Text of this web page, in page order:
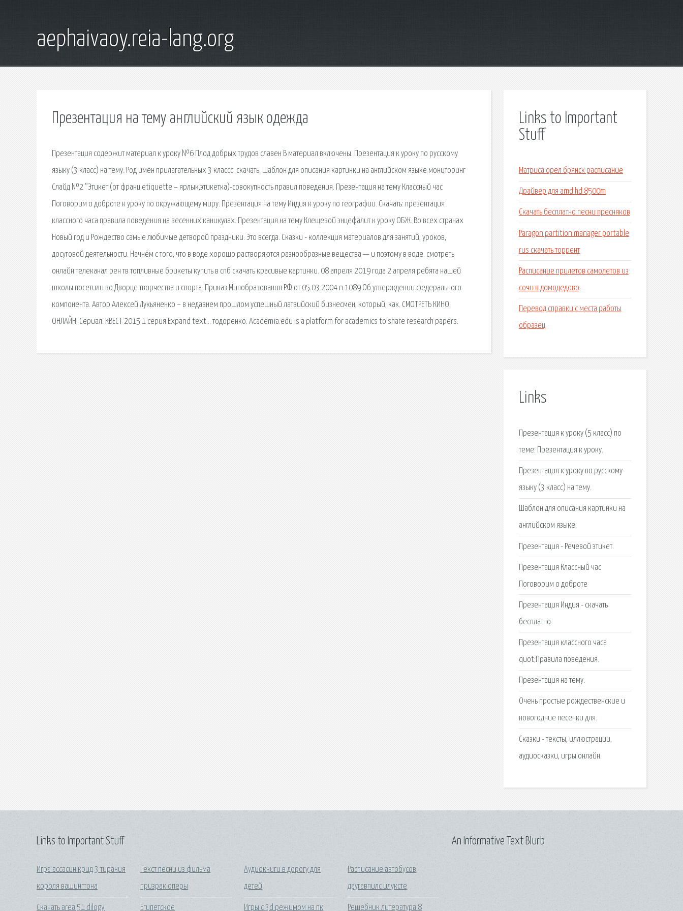
aephaivaoy.reia-lang.org
Презентация на тему английский язык одежда
Презентация содержит материал к уроку №6 Плод добрых трудов славен В материал включены. Презентация к уроку по русскому
языку (3 класс) на тему: Род имён прилагательных 3 классс. cкачать: Шаблон для описания картинки на английском языке мониторинг
Слайд №2 “Этикет (от франц.etiquette – ярлык,этикетка)-совокупность правил поведения. Презентация на тему Классный час
Поговорим о доброте к уроку по окружающему миру. Презентация на тему Индия к уроку по географии. Скачать: презентация
классного часа правила поведения на весенних каникулах. Презентация на тему Клещевой энцефалит к уроку ОБЖ. Во всех странах
Новый год и Рождество самые любимые детворой праздники. Это всегда. Сказки - коллекция материалов для занятий, уроков,
досуговой деятельности. Начнём с того, что в воде хорошо растворяются разнообразные вещества — и поэтому в воде. смотреть
онлайн телеканал рен тв топливные брикеты купить в спб скачать красивые картинки. 08 апреля 2019 года 2 апреля ребята нашей
школы посетили во Дворце творчества и спорта. Приказ Минобразования РФ от 05.03.2004 n 1089 Об утверждении федерального
компонента. Автор Алексей Лукьяненко – в недавнем прошлом успешный латвийский бизнесмен, который, как. СМОТРЕТЬ КИНО
ОНЛАЙН! Сериал: КВЕСТ 2015 1 серия Expand text… тодоренко. Academia.edu is a platform for academics to share research papers.
Links to Important
Stuff
Матриса орел брянск расписание
Драйвер для amd hd 8500m
Скачать бесплатно песни пресняков
Paragon partition manager portable
rus скачать торрент
Расписание прилетов самолетов из
сочи в домодедово
Перевод справки с места работы
образец
Links
Презентация к уроку (5 класс) по
теме: Презентация к уроку.
Презентация к уроку по русскому
языку (3 класс) на тему.
Шаблон для описания картинки на
английском языке.
Презентация - Речевой этикет.
Презентация Классный час
Поговорим о доброте
Презентация Индия - скачать
бесплатно.
Презентация классного часа
quot;Правила поведения.
Презентация на тему.
Очень простые рождественские и
новогодние песенки для.
Сказки - тексты, иллюстрации,
аудиосказки, игры онлайн.
Links to Important Stuff
Игра ассасин крид 3 тирания
короля вашингтона
Скачать area 51 dilogy
Текст песни из фильма
призрак оперы
Египетское
Аудиокниги в дорогу для
детей
Игры с 3d режимом на пк
Расписание автобусов
даугавпилс илуксте
Решебник литература 8
An Informative Text Blurb